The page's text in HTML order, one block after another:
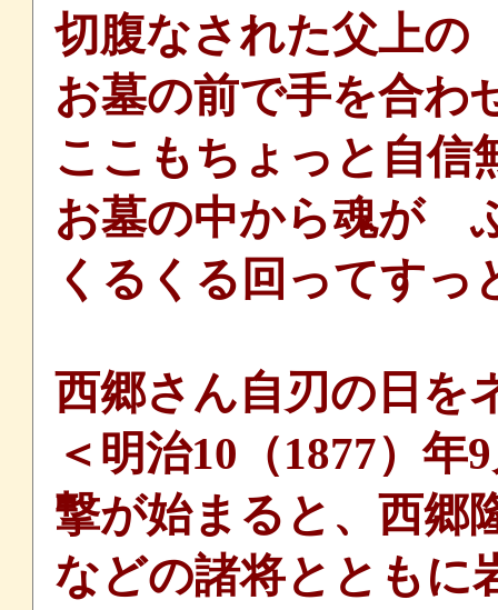
切腹なされた父上
お墓の前で手を合
ここもちょっと自
お墓の中から魂が
くるくる回ってすっ
西郷さん自刃の日を
＜明治10（1877）
撃が始まると、西郷
などの諸将とともに